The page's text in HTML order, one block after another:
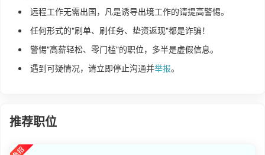
远程工作无需出国，凡是诱导出境工作的请提高警惕。
任何形式的"刷单、刷任务、垫资返现"都是诈骗！
警惕"高薪轻松、零门槛"的职位，多半是虚假信息。
遇到可疑情况，请立即停止沟通并举报。
推荐职位